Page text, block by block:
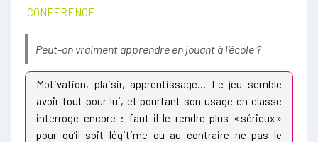
CONFÉRENCE
Peut-on vraiment apprendre en jouant à l’école ?
Motivation, plaisir, apprentissage… Le jeu semble
avoir tout pour lui, et pourtant son usage en classe
interroge encore : faut-il le rendre plus « sérieux »
pour qu’il soit légitime ou au contraire ne pas le